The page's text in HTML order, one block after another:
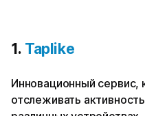
1. Taplike
Инновационный сервис,
отслеживать